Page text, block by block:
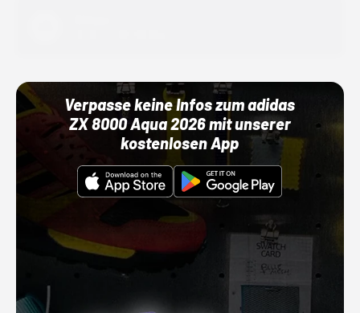
Verpasse keine Infos zum adidas
ZX 8000 Aqua 2026 mit unserer
kostenlosen App